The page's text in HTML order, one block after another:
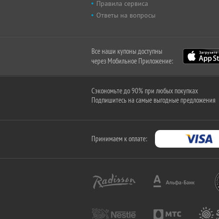
Правила сервиса
Ответы на вопросы
Все наши купоны доступны
через Мобильное Приложение:
Сэкономьте до 90% при любых покупках
Подпишитесь на самые выгодные предложения
Принимаем к оплате: